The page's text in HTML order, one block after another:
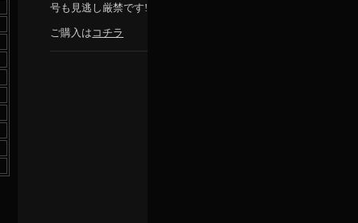
号も見逃し厳禁です!
ご購入は コチラ